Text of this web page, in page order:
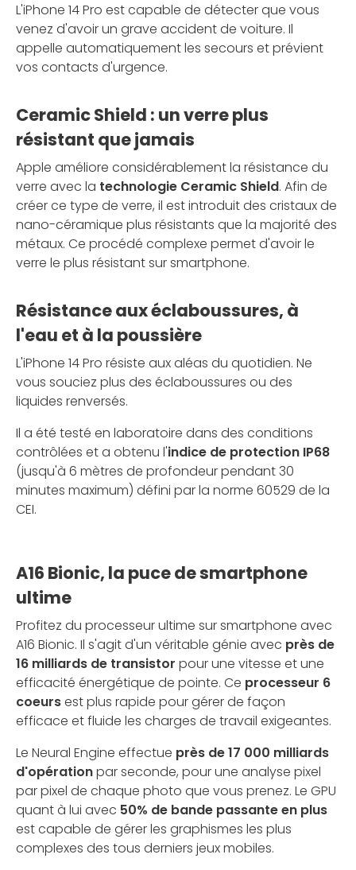
L'iPhone 14 Pro est capable de détecter que vous
venez d'avoir un grave accident de voiture. Il
appelle automatiquement les secours et prévient
vos contacts d'urgence.
Ceramic Shield : un verre plus
résistant que jamais
Apple améliore considérablement la résistance du
verre avec la technologie Ceramic Shield. Afin de
créer ce type de verre, il est introduit des cristaux de
nano-céramique plus résistants que la majorité des
métaux. Ce procédé complexe permet d'avoir le
verre le plus résistant sur smartphone.
Résistance aux éclaboussures, à
l'eau et à la poussière
L'iPhone 14 Pro résiste aux aléas du quotidien. Ne
vous souciez plus des éclaboussures ou des
liquides renversés.
Il a été testé en laboratoire dans des conditions
contrôlées et a obtenu l'indice de protection IP68
(jusqu'à 6 mètres de profondeur pendant 30
minutes maximum) défini par la norme 60529 de la
CEI.
A16 Bionic, la puce de smartphone
ultime
Profitez du processeur ultime sur smartphone avec
A16 Bionic. Il s'agit d'un véritable génie avec près de
16 milliards de transistor pour une vitesse et une
efficacité énergétique de pointe. Ce processeur 6
coeursest plus rapide pour gérer de façon
efficace et fluide les charges de travail exigeantes.
Le Neural Engine effectue près de 17 000 milliards
d'opérationpar seconde, pour une analyse pixel
par pixel de chaque photo que vous prenez. Le GPU
quant à lui avec 50% de bande passante en plus
est capable de gérer les graphismes les plus
complexes des tous derniers jeux mobiles.